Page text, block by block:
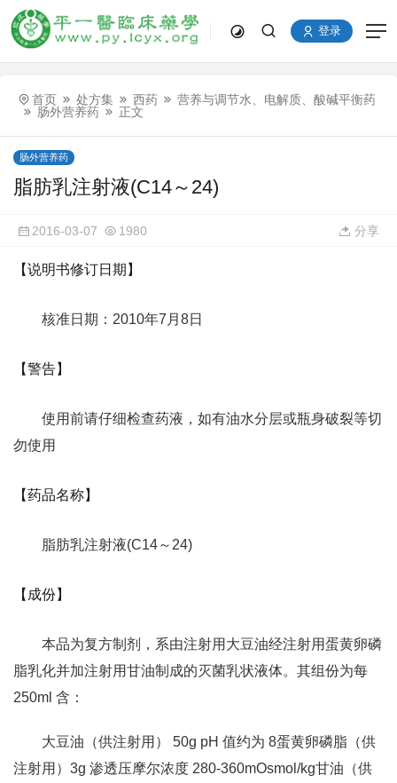
登录
首页 处方集 西药
营养与调节水、电解质、酸碱平衡药
肠外营养药
正文
肠外营养药
脂肪乳注射液(C14～24)
2016-03-07 1980 分享
【说明书修订日期】
核准日期：2010年7月8日
【警告】
使用前请仔细检查药液，如有油水分层或瓶身破裂等切
勿使用
【药品名称】
脂肪乳注射液(C14～24)
【成份】
本品为复方制剂，系由注射用大豆油经注射用蛋黄卵磷
脂乳化并加注射用甘油制成的灭菌乳状液体。其组份为每
250ml 含：
大豆油（供注射用） 50g pH 值约为 8蛋黄卵磷脂（供
注射用）3g 渗透压摩尔浓度 280-360mOsmol/kg甘油（供